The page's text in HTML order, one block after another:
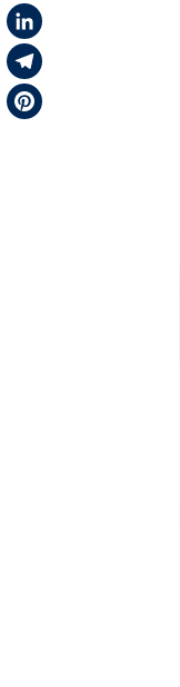
X
LinkedIn
Telegram